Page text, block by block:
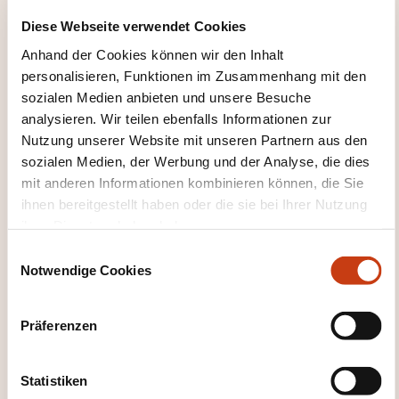
Diese Webseite verwendet Cookies
Anhand der Cookies können wir den Inhalt
personalisieren, Funktionen im Zusammenhang mit den
sozialen Medien anbieten und unsere Besuche
analysieren. Wir teilen ebenfalls Informationen zur
Nutzung unserer Website mit unseren Partnern aus den
sozialen Medien, der Werbung und der Analyse, die dies
mit anderen Informationen kombinieren können, die Sie
ihnen bereitgestellt haben oder die sie bei Ihrer Nutzung
Notwendige Cookies
Präferenzen
Statistiken
Leiter technischer Dienste in Gemeinden,
Arbeitssuchende,
sowie alle, die sich für nachhaltiges Handeln
PÄDAGOGISCHE METHODEN
Unsere Schulungen verbinden Theorie und Praxis
praktische Übungen und Teamarbeit ein interaktives